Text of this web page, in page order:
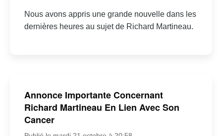
Nous avons appris une grande nouvelle dans les
dernières heures au sujet de Richard Martineau.
Annonce Importante Concernant
Richard Martineau En Lien Avec Son
Cancer